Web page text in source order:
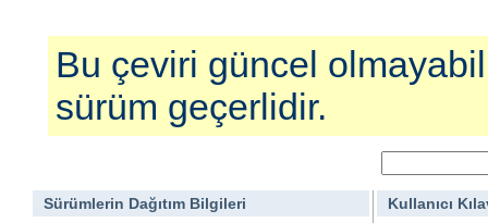
Bu çeviri güncel
sürüm geçerlidir.
Sürümlerin Dağıtım Bilgileri
Kullanıcı